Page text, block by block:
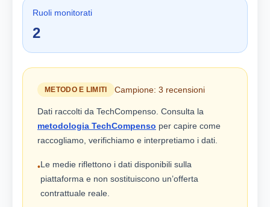
Ruoli monitorati
2
METODO E LIMITI Campione: 3 recensioni
Dati raccolti da TechCompenso. Consulta la
metodologia TechCompenso per capire come
raccogliamo, verifichiamo e interpretiamo i dati.
•Le medie riflettono i dati disponibili sulla
piattaforma e non sostituiscono un’offerta
contrattuale reale.